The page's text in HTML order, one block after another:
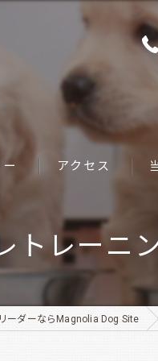
アクセス
トレーニ
ーダーならMagnolia Dog Site